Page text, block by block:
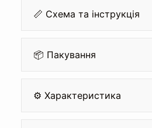
📏 Схема та інструкція
📦 Пакування
⚙️ Характеристика